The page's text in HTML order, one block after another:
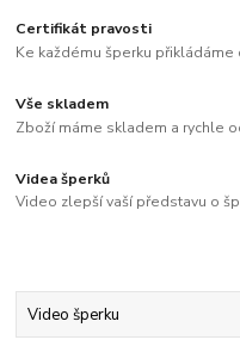
Certifikát pravosti
Ke každému šperku přikládáme
Vše skladem
Zboží máme skladem a rychle
Videa šperků
Video zlepší vaší představu o
Video šperku